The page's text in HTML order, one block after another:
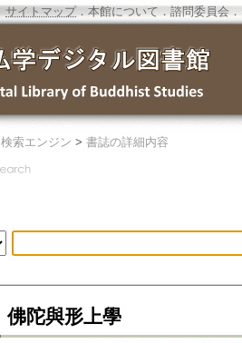
サイトマップ．本館について ． 諮問委員会 ．
検索エンジン > 書誌の詳細内容
佛陀與形上學